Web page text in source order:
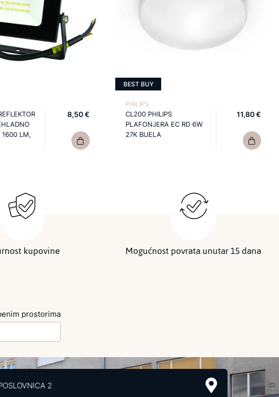
1600 LM,
8,50 €
BEST BUY
PHILIPS
CL200 PHILIPS
PLAFONJERA EC RD 6W
27K BIJELA
11,80 €
kupovine Mogućnost povrata unutar 15 dana
prostorima
2